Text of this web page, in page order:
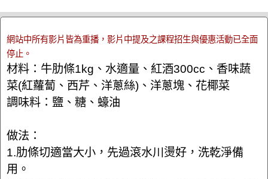
網站中所有影片皆為重播，影片中提及之課程招生與優惠活動已全面
停止。
材料：牛肋條1kg、水適量、紅酒300cc、香味蔬
菜(紅蘿蔔、西芹、洋蔥絲)、洋蔥塊、花椰菜
調味料：鹽、糖、蠔油
做法：
1.肋條切適當大小，先過滾水川燙好，洗乾淨備
用。